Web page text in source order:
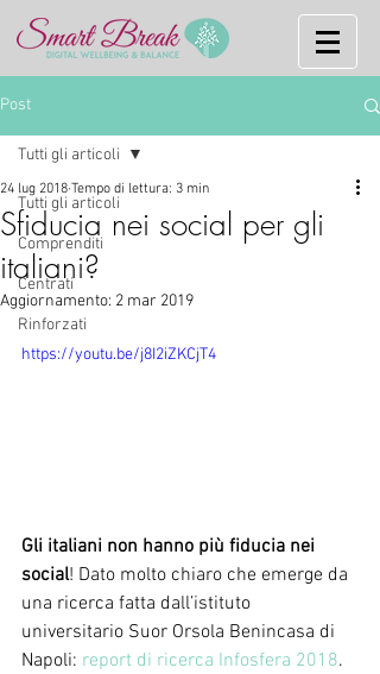
Post
Tutti gli articoli
Comprenditi
Centrati
Rinforzati
Tutti gli articoli
Sfiducia nei social per gli
italiani?
24 lug 2018 Tempo di lettura: 3 min
Aggiornamento: 2 mar 2019
https://youtu.be/j8I2iZKCjT4
Gli italiani non hanno più fiducia nei
social! Dato molto chiaro che emerge da
una ricerca fatta dall’istituto
universitario Suor Orsola Benincasa di
Napoli: report di ricerca Infosfera 2018.